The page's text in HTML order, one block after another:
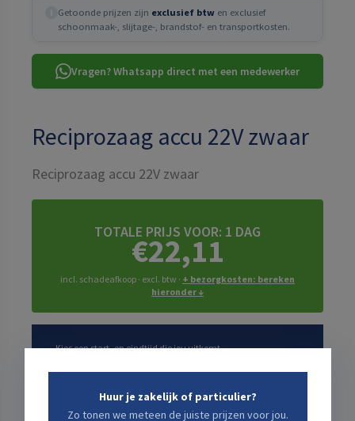
Getoonde prijzen zijn exclusief btw en exclusief
schoonmaak-, slijtage-, brandstof- en transportkosten.
Vragen? Whatsapp direct met een medewerker
Reciprozaag accu 22V zwaar
Reciprozaag accu 22V zwaar
TOTALE PRIJS VOOR: 1 DAG
€22,11
incl. schadeafkoop · excl. btw · + bezorgkosten: bereken
hieronder ↓
Kies een start- en eindtijd die jou uitkomt
Startdatum
Huur je zakelijk of particulier?
Zo tonen we meteen de juiste prijzen voor jou.